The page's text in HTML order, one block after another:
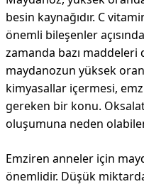
besin kaynağıdır. C
önemli bileşenler
zamanda bazı maddeleri
maydanozun yüksek
kimyasallar içermesi,
gereken bir konu.
oluşumuna neden
Emziren anneler için
önemlidir. Düşük